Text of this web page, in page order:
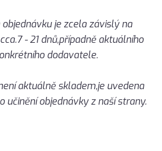
je zcela závislý na
- 21 dnů,případně aktuálního
dodavatele.
aktuálně skladem,je uvedena
učinění objednávky z naší strany.